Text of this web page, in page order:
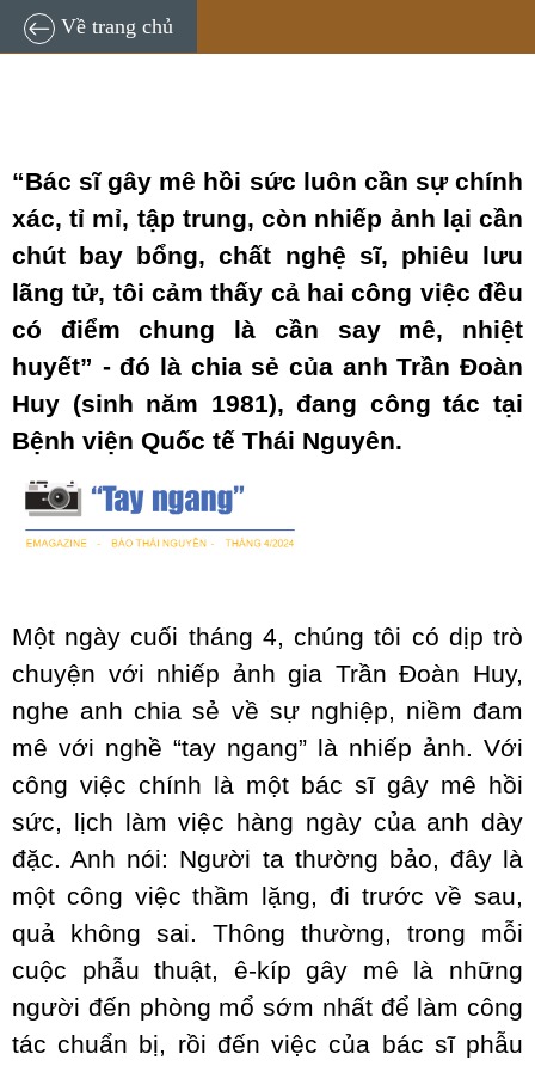
Về trang chủ
TNĐT 18:53, 28/04/2024
“Bác sĩ gây mê hồi sức luôn cần sự chính
xác, tỉ mỉ, tập trung, còn nhiếp ảnh lại cần
chút bay bổng, chất nghệ sĩ, phiêu lưu
lãng tử, tôi cảm thấy cả hai công việc đều
có điểm chung là cần say mê, nhiệt
huyết” - đó là chia sẻ của anh Trần Đoàn
Huy (sinh năm 1981), đang công tác tại
Bệnh viện Quốc tế Thái Nguyên.
Một ngày cuối tháng 4, chúng tôi có dịp trò
chuyện với nhiếp ảnh gia Trần Đoàn Huy,
nghe anh chia sẻ về sự nghiệp, niềm đam
mê với nghề “tay ngang” là nhiếp ảnh. Với
công việc chính là một bác sĩ gây mê hồi
sức, lịch làm việc hàng ngày của anh dày
đặc. Anh nói: Người ta thường bảo, đây là
một công việc thầm lặng, đi trước về sau,
quả không sai. Thông thường, trong mỗi
cuộc phẫu thuật, ê-kíp gây mê là những
người đến phòng mổ sớm nhất để làm công
tác chuẩn bị, rồi đến việc của bác sĩ phẫu